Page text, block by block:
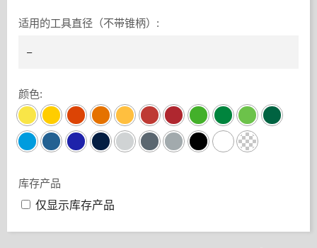
适用的工具直径（不带锥柄） :
颜色:
库存产品
仅显示库存产品